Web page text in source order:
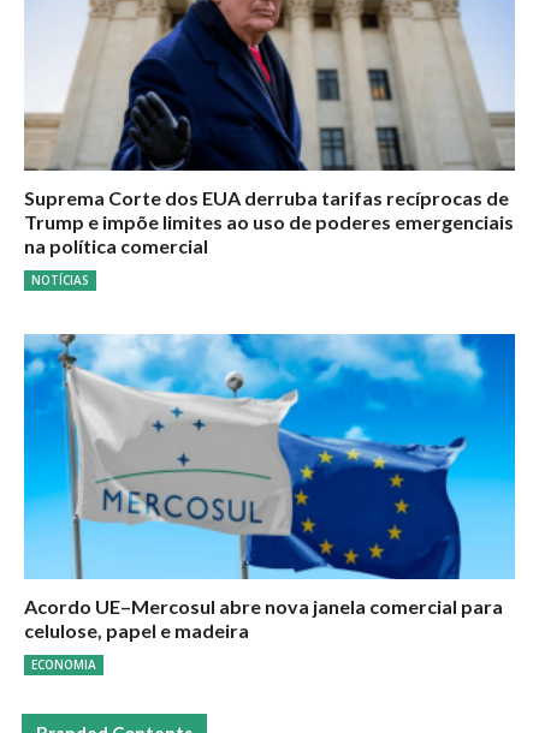
Suprema Corte dos EUA derruba tarifas recíprocas de
Trump e impõe limites ao uso de poderes emergenciais
na política comercial
NOTÍCIAS
Acordo UE–Mercosul abre nova janela comercial para
celulose, papel e madeira
ECONOMIA